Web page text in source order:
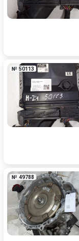
№ 50113
№ 49788